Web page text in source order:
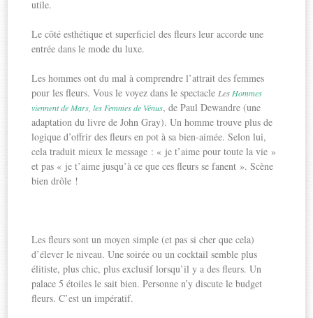
utile.
Le côté esthétique et superficiel des fleurs leur accorde une
entrée dans le mode du luxe.
Les hommes ont du mal à comprendre l’attrait des femmes
pour les fleurs. Vous le voyez dans le spectacleLes Hommes
viennent de Mars, les Femmes de Vénus, de Paul Dewandre (une
adaptation du livre de John Gray). Un homme trouve plus de
logique d’offrir des fleurs en pot à sa bien-aimée. Selon lui,
cela traduit mieux le message : « je t’aime pour toute la vie »
et pas « je t’aime jusqu’à ce que ces fleurs se fanent ». Scène
bien drôle !
Les fleurs sont un moyen simple (et pas si cher que cela)
d’élever le niveau. Une soirée ou un cocktail semble plus
élitiste, plus chic, plus exclusif lorsqu’il y a des fleurs. Un
palace 5 étoiles le sait bien. Personne n’y discute le budget
fleurs. C’est un impératif.